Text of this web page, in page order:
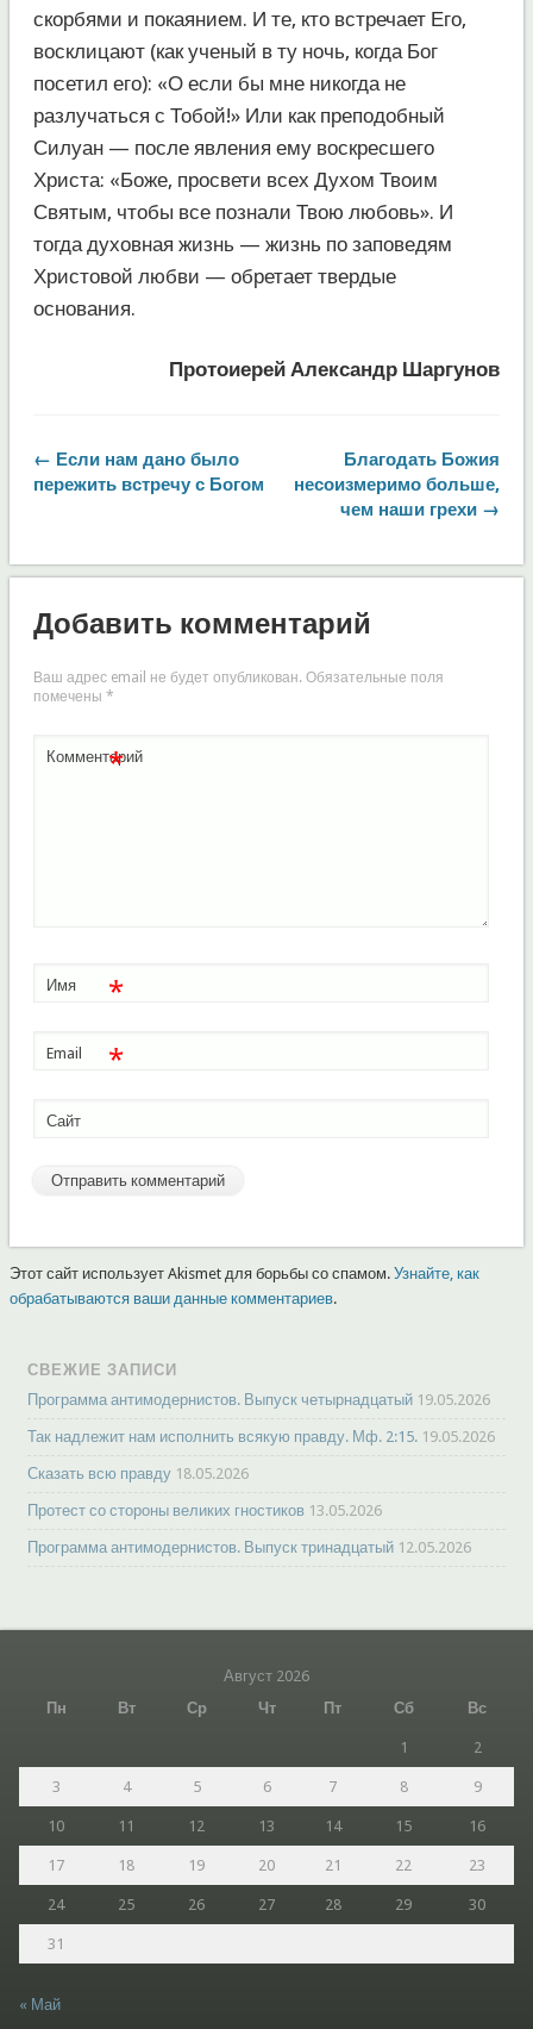
скорбями и покаянием. И те, кто встречает Его,
восклицают (как ученый в ту ночь, когда Бог
посетил его): «О если бы мне никогда не
разлучаться с Тобой!» Или как преподобный
Силуан — после явления ему воскресшего
Христа: «Боже, просвети всех Духом Твоим
Святым, чтобы все познали Твою любовь». И
тогда духовная жизнь — жизнь по заповедям
Христовой любви — обретает твердые
основания.
Протоиерей Александр Шаргунов
← Если нам дано было
пережить встречу с Богом
Благодать Божия
несоизмеримо больше,
чем наши грехи →
Добавить комментарий
Ваш адрес email не будет опубликован. Обязательные поля
помечены *
Комментарий
*
Имя *
Email *
Сайт
Этот сайт использует Akismet для борьбы со спамом. Узнайте, как
обрабатываются ваши данные комментариев.
СВЕЖИЕ ЗАПИСИ
Программа антимодернистов. Выпуск четырнадцатый 19.05.2026
Так надлежит нам исполнить всякую правду. Мф. 2:15. 19.05.2026
Сказать всю правду 18.05.2026
Протест со стороны великих гностиков 13.05.2026
Программа антимодернистов. Выпуск тринадцатый 12.05.2026
Август 2026
Пн
Вт Ср Чт Пт Сб Вс
1 2
3 4 5 6 7 8 9
10 11 12 13 14 15 16
17 18 19 20 21 22 23
24 25 26 27 28 29 30
31
« Май